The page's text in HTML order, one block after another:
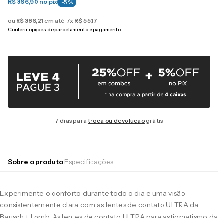
R$ 366,90 no pix -5 %
ou R$386,21 em até 7x R$55,17
Conferir opções de parcelamento e pagamento
7 dias paratroca ou devolução grátis
Sobre o produtoEspecificações
Experimente o conforto durante todo o dia e uma visão
consistentemente clara com as lentes de contato ULTRA da